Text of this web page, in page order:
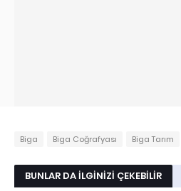
Biga Biga Coğrafyası Biga Tarım
BUNLAR DA İLGINIZI ÇEKEBILIR